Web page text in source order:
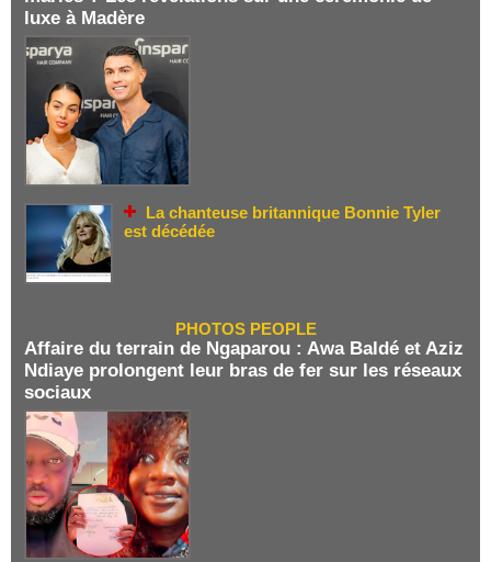
luxe à Madère
La chanteuse britannique Bonnie Tyler
est décédée
PHOTOS PEOPLE
Affaire du terrain de Ngaparou : Awa Baldé et Aziz
Ndiaye prolongent leur bras de fer sur les réseaux
sociaux